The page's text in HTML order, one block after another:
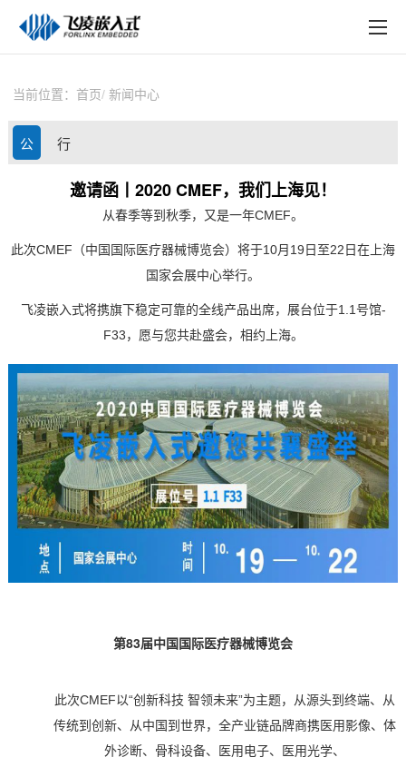
技术与支持
在线文档
天猫商城
淘宝商城
新闻中心
技术论坛
在线购买
当前位置： 首页 新闻中心
公
态
行
讯
邀请函丨2020 CMEF，我们上海见！
从春季等到秋季，又是一年CMEF。
此次CMEF（中国国际医疗器械博览会）将于10月19日至22日在上海
国家会展中心举行。
飞凌嵌入式将携旗下稳定可靠的全线产品出席，展台位于1.1号馆-
F33，愿与您共赴盛会，相约上海。
第83届中国国际医疗器械博览会
此次CMEF以“创新科技 智领未来”为主题，从源头到终端、从
传统到创新、从中国到世界，全产业链品牌商携医用影像、体
外诊断、骨科设备、医用电子、医用光学、